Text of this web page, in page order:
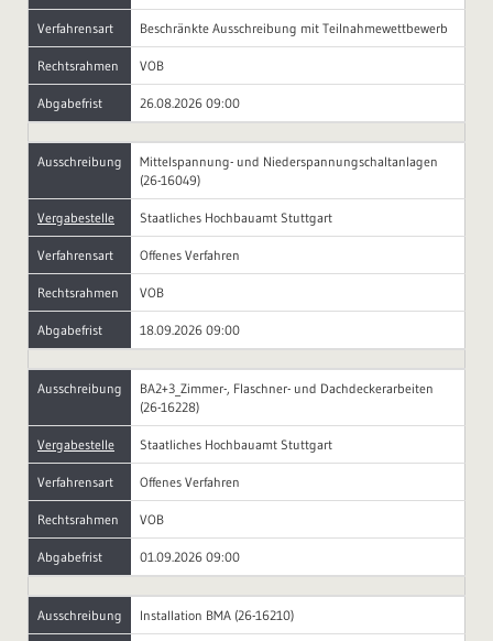
Verfahrensart Beschränkte Ausschreibung mit Teilnahmewettbewerb
Rechtsrahmen VOB
Abgabefrist 26.08.2026 09:00
Ausschreibung
Mittelspannung- und Niederspannungschaltanlagen
(26-16049)
Vergabestelle Staatliches Hochbauamt Stuttgart
Verfahrensart Offenes Verfahren
Rechtsrahmen VOB
Abgabefrist 18.09.2026 09:00
Ausschreibung
BA2+3_Zimmer-, Flaschner- und Dachdeckerarbeiten
(26-16228)
Vergabestelle Staatliches Hochbauamt Stuttgart
Verfahrensart Offenes Verfahren
Rechtsrahmen VOB
Abgabefrist 01.09.2026 09:00
Ausschreibung Installation BMA (26-16210)